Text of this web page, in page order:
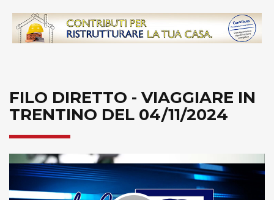
FILO DIRETTO - VIAGGIARE IN
TRENTINO DEL 04/11/2024